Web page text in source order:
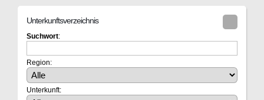
Unterkunftsverzeichnis
Suchwort:
Region:
Unterkunft: